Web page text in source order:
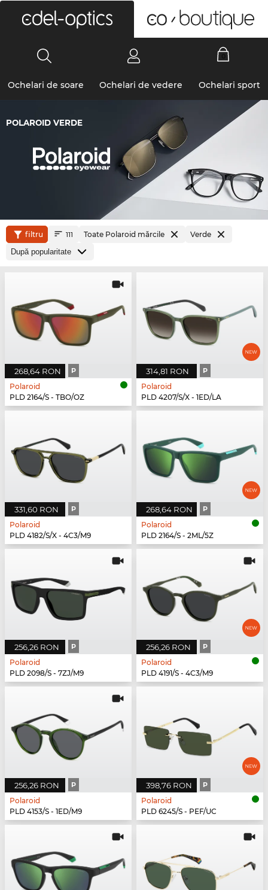
Ochelari de soare Ochelari de vedere Ochelari sport
POLAROID VERDE
filtru 111 Toate Polaroid mărcile Verde
268,64 RON P
Polaroid
PLD 2164/S - TBO/OZ
314,81 RON P
Polaroid
PLD 4207/S/X - 1ED/LA
331,60 RON P
Polaroid
PLD 4182/S/X - 4C3/M9
268,64 RON P
Polaroid
PLD 2164/S - 2ML/5Z
256,26 RON P
Polaroid
PLD 2098/S - 7ZJ/M9
256,26 RON P
Polaroid
PLD 4191/S - 4C3/M9
256,26 RON P
Polaroid
PLD 4153/S - 1ED/M9
398,76 RON P
Polaroid
PLD 6245/S - PEF/UC